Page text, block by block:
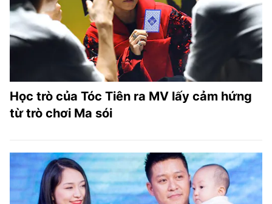
Học trò của Tóc Tiên ra MV lấy cảm hứng
từ trò chơi Ma sói